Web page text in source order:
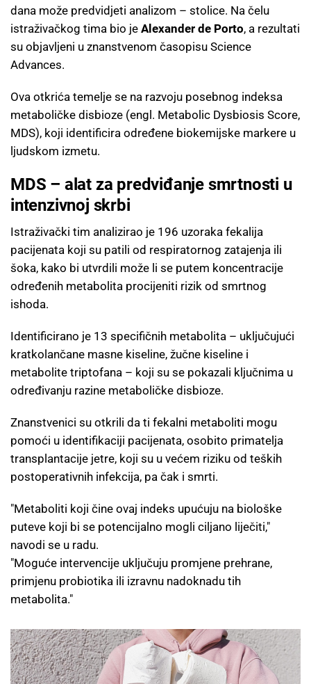
dana može predvidjeti analizom – stolice. Na čelu
istraživačkog tima bio je Alexander de Porto, a rezultati
su objavljeni u znanstvenom časopisu Science
Advances.
Ova otkrića temelje se na razvoju posebnog indeksa
metaboličke disbioze (engl. Metabolic Dysbiosis Score,
MDS), koji identificira određene biokemijske markere u
ljudskom izmetu.
MDS – alat za predviđanje smrtnosti u
intenzivnoj skrbi
Istraživački tim analizirao je 196 uzoraka fekalija
pacijenata koji su patili od respiratornog zatajenja ili
šoka, kako bi utvrdili može li se putem koncentracije
određenih metabolita procijeniti rizik od smrtnog
ishoda.
Identificirano je 13 specifičnih metabolita – uključujući
kratkolančane masne kiseline, žučne kiseline i
metabolite triptofana – koji su se pokazali ključnima u
određivanju razine metaboličke disbioze.
Znanstvenici su otkrili da ti fekalni metaboliti mogu
pomoći u identifikaciji pacijenata, osobito primatelja
transplantacije jetre, koji su u većem riziku od teških
postoperativnih infekcija, pa čak i smrti.
"Metaboliti koji čine ovaj indeks upućuju na biološke
puteve koji bi se potencijalno mogli ciljano liječiti,"
navodi se u radu.
"Moguće intervencije uključuju promjene prehrane,
primjenu probiotika ili izravnu nadoknadu tih
metabolita."